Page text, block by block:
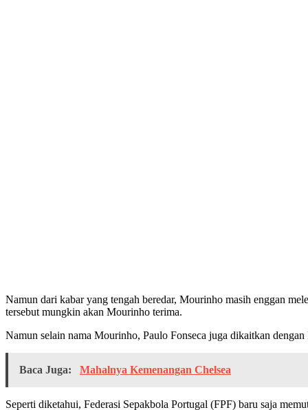
Namun dari kabar yang tengah beredar, Mourinho masih enggan
tersebut mungkin akan Mourinho terima.
Namun selain nama Mourinho, Paulo Fonseca juga dikaitkan
Baca Juga: Mahalnya Kemenangan Chelsea
Seperti diketahui, Federasi Sepakbola Portugal (FPF) baru saja